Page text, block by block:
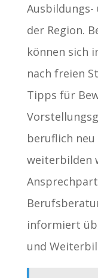
der Region.
können sich
nach freien
Tipps für
beruflich
weiterbilden
informiert
und